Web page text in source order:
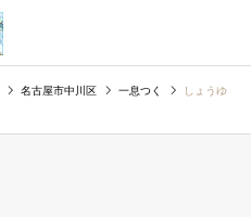
名古屋市中川区 一息つく
しょうゆ